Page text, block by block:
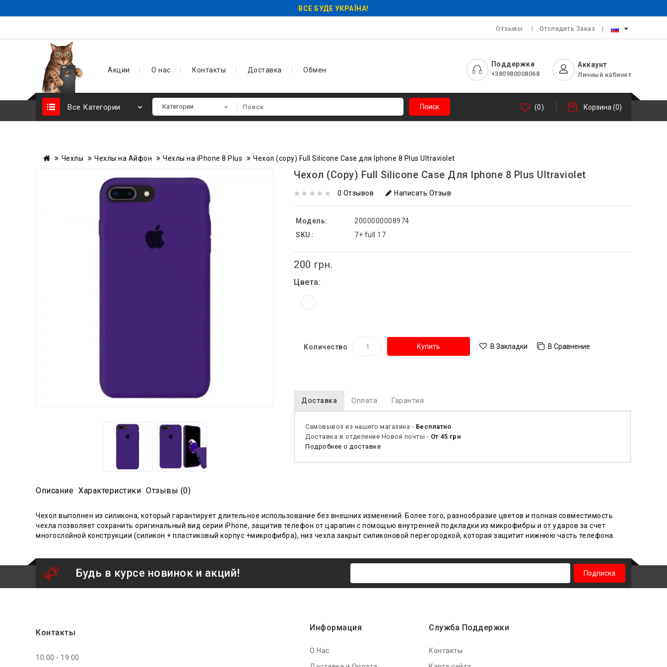
ВСЕ БУДЕ УКРАЇНА!
Отзывы Отследить Заказ
Акции О нас Контакты Доставка Обмен
Аккаунт
Личный кабинет
Поддержка
+380980008068
Все Категории Поиск (0) Корзина(0)
Чехлы Чехлы на Айфон Чехлы на iPhone 8 Plus Чехол (copy) Full Silicone Case для Iphone 8 Plus Ultraviolet
Чехол (copy) Full Silicone Case Для Iphone 8 Plus Ultraviolet
0 Отзывов Написать Отзыв
Модель:
2000000008974
SKU :
7+ full 17
200 грн.
Цвета:
Количество Купить В Закладки В Сравнение
Доставка Оплата Гарантия
Самовывоз из нашего магазина - Бесплатно
Доставка в отделение Новой почты - От 45 грн
Подробнее о доставке
Описание Характеристики Отзывы (0)
Чехол выполнен из силикона, который гарантирует длительное использование без внешних изменений. Более того, разнообразие цветов и полная совместимость
чехла позволяет сохранить оригинальный вид серии iPhone, защитив телефон от царапин с помощью внутренней подкладки из микрофибры и от ударов за счет
многослойной конструкции (силикон + пластиковый корпус +микрофибра), низ чехла закрыт силиконовой перегородкой, которая защитит нижнюю часть телефона.
Будь в курсе новинок и акций! Подписка
Контакты
10:00 - 19:00
Информация
О Нас
Служба Поддержки
Контакты